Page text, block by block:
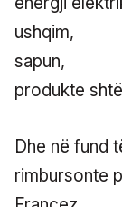
ushqim,
sapun,
produkte
Dhe në fund
rimbursonte